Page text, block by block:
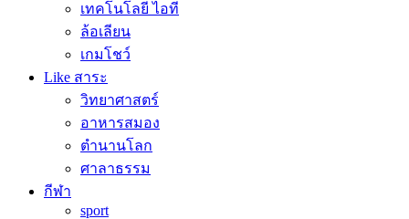
เทคโนโลยี ไอที
ล้อเลียน
เกมโชว์
Like สาระ
วิทยาศาสตร์
อาหารสมอง
ตำนานโลก
ศาลาธรรม
กีฬา
sport